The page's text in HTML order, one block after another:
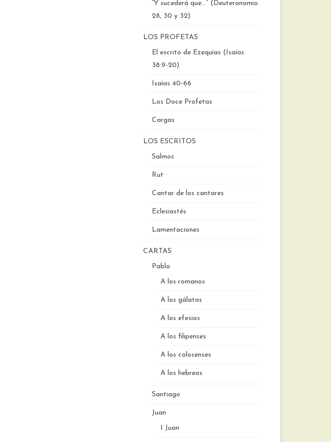
“Y sucederá que…” (Deuteronomio
28, 30 y 32)
LOS PROFETAS
El escrito de Ezequías (Isaías
38:9-20)
Isaías 40-66
Los Doce Profetas
Cargas
LOS ESCRITOS
Salmos
Rut
Cantar de los cantares
Eclesiastés
Lamentaciones
CARTAS
Pablo
A los romanos
A los gálatas
A los efesios
A los filipenses
A los colosenses
A los hebreos
Santiago
Juan
1 Juan